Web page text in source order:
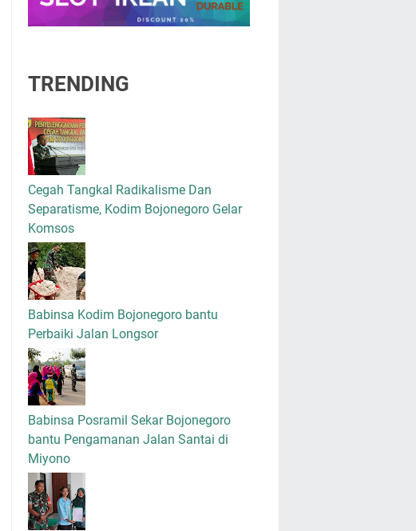
TRENDING
Cegah Tangkal Radikalisme Dan
Separatisme, Kodim Bojonegoro Gelar
Komsos
Babinsa Kodim Bojonegoro bantu
Perbaiki Jalan Longsor
Babinsa Posramil Sekar Bojonegoro
bantu Pengamanan Jalan Santai di
Miyono